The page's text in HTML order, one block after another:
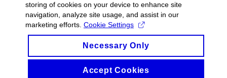
storing of cookies on your device to enhance site
navigation, analyze site usage, and assist in our
marketing efforts. Cookie Settings
Necessary Only
Accept Cookies